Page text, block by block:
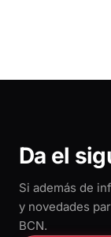
Da el
Si además de
y novedades
BCN.